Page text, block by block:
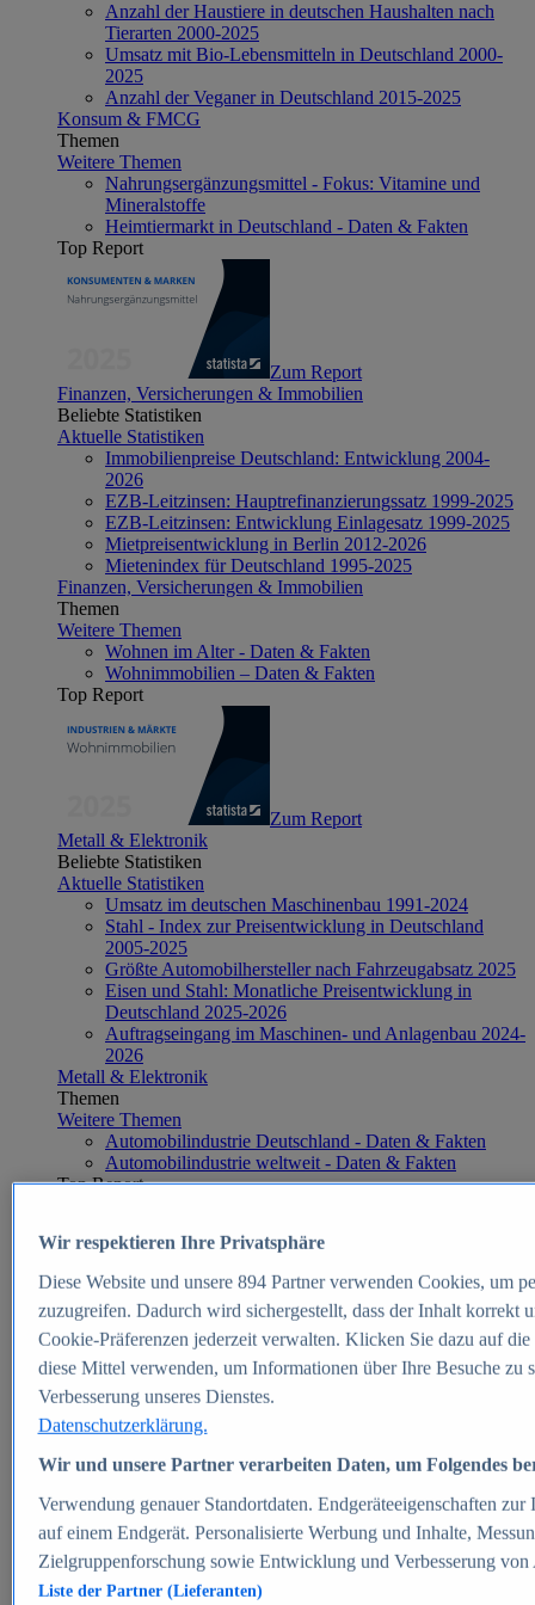
Anzahl der Haustiere in deutschen Haushalten nach
Tierarten 2000-2025
Umsatz mit Bio-Lebensmitteln in Deutschland 2000-
2025
Anzahl der Veganer in Deutschland 2015-2025
Konsum & FMCG
Themen
Weitere Themen
Nahrungsergänzungsmittel - Fokus: Vitamine und
Mineralstoffe
Heimtiermarkt in Deutschland - Daten & Fakten
Top Report
Zum Report
Finanzen, Versicherungen & Immobilien
Beliebte Statistiken
Aktuelle Statistiken
Immobilienpreise Deutschland: Entwicklung 2004-
2026
EZB-Leitzinsen: Hauptrefinanzierungssatz 1999-2025
EZB-Leitzinsen: Entwicklung Einlagesatz 1999-2025
Mietpreisentwicklung in Berlin 2012-2026
Mietenindex für Deutschland 1995-2025
Finanzen, Versicherungen & Immobilien
Themen
Weitere Themen
Wohnen im Alter - Daten & Fakten
Wohnimmobilien – Daten & Fakten
Top Report
Zum Report
Metall & Elektronik
Beliebte Statistiken
Aktuelle Statistiken
Umsatz im deutschen Maschinenbau 1991-2024
Stahl - Index zur Preisentwicklung in Deutschland
2005-2025
Größte Automobilhersteller nach Fahrzeugabsatz 2025
Eisen und Stahl: Monatliche Preisentwicklung in
Deutschland 2025-2026
Auftragseingang im Maschinen- und Anlagenbau 2024-
2026
Metall & Elektronik
Themen
Weitere Themen
Automobilindustrie Deutschland - Daten & Fakten
Automobilindustrie weltweit - Daten & Fakten
Top Report
Zum Report
E-commerce
Beliebte Statistiken
Aktuelle Statistiken
E-Commerce - Entwicklung des Umsatzes in
Deutschland 1999-2025
Umsatz von Amazon in Deutschland und weltweit
2010-2025
B2C-E-Commerce: Top-50 Online Shops in
Deutschland 2024
Marktanteile von Online-Zahlungsverfahren in
Deutschland 2024
Umsatzstarke Warengruppen im Online-Handel in
Deutschland 2023-2025
Wir respektieren Ihre Privatsphäre
Diese Website und unsere 894Partner verwenden Cookies, um
zuzugreifen. Dadurch wird sichergestellt, dass der Inhalt korrekt
Cookie-Präferenzen jederzeit verwalten. Klicken Sie dazu auf
diese Mittel verwenden, um Informationen über Ihre Besuche
Verbesserung unseres Dienstes.
Datenschutzerklärung.
Wir und unsere Partner verarbeiten Daten, um Folgendes
Verwendung genauer Standortdaten. Endgeräteeigenschaften
auf einem Endgerät. Personalisierte Werbung und Inhalte,
Zielgruppenforschung sowie Entwicklung und Verbesserung von
Liste der Partner (Lieferanten)